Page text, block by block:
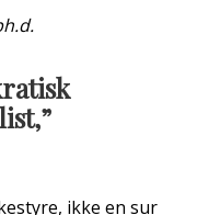
ikke en sur